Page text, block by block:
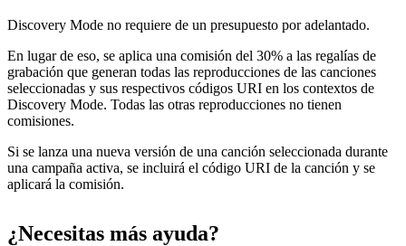
Discovery Mode no requiere de un presupuesto por adelantado.
En lugar de eso, se aplica una comisión del 30% a las regalías de
grabación que generan todas las reproducciones de las canciones
seleccionadas y sus respectivos códigos URI en los contextos de
Discovery Mode. Todas las otras reproducciones no tienen
comisiones.
Si se lanza una nueva versión de una canción seleccionada durante
una campaña activa, se incluirá el código URI de la canción y se
aplicará la comisión.
¿Necesitas más ayuda?